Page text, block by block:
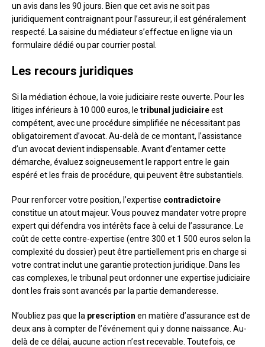
un avis dans les 90 jours. Bien que cet avis ne soit pas
juridiquement contraignant pour l’assureur, il est généralement
respecté. La saisine du médiateur s’effectue en ligne via un
formulaire dédié ou par courrier postal.
Les recours juridiques
Si la médiation échoue, la voie judiciaire reste ouverte. Pour les
litiges inférieurs à 10 000 euros, le tribunal judiciaireest
compétent, avec une procédure simplifiée ne nécessitant pas
obligatoirement d’avocat. Au-delà de ce montant, l’assistance
d’un avocat devient indispensable. Avant d’entamer cette
démarche, évaluez soigneusement le rapport entre le gain
espéré et les frais de procédure, qui peuvent être substantiels.
Pour renforcer votre position, l’expertise contradictoire
constitue un atout majeur. Vous pouvez mandater votre propre
expert qui défendra vos intérêts face à celui de l’assurance. Le
coût de cette contre-expertise (entre 300 et 1 500 euros selon la
complexité du dossier) peut être partiellement pris en charge si
votre contrat inclut une garantie protection juridique. Dans les
cas complexes, le tribunal peut ordonner une expertise judiciaire
dont les frais sont avancés par la partie demanderesse.
N’oubliez pas que la prescription en matière d’assurance est de
deux ans à compter de l’événement qui y donne naissance. Au-
delà de ce délai, aucune action n’est recevable. Toutefois, ce